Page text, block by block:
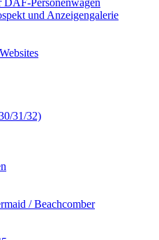
DAF-Personenwagen
und Anzeigengalerie
31/32)
/ Beachcomber